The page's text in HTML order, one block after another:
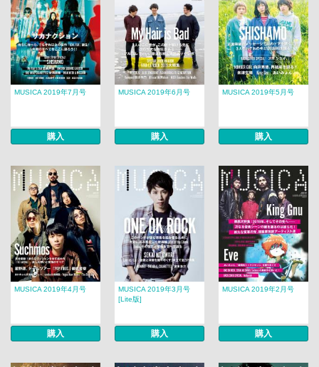
MUSICA 2019年7月号
購入
MUSICA 2019年6月号
購入
MUSICA 2019年5月号
購入
MUSICA 2019年4月号
購入
MUSICA 2019年3月号
[Lite版]
購入
MUSICA 2019年2月号
購入